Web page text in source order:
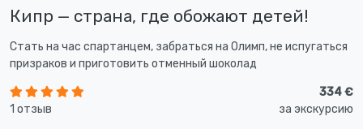
Кипр — страна, где обожают детей!
Стать на час спартанцем, забраться на Олимп, не испугаться
призраков и приготовить отменный шоколад
1 отзыв
334 €
за экскурсию